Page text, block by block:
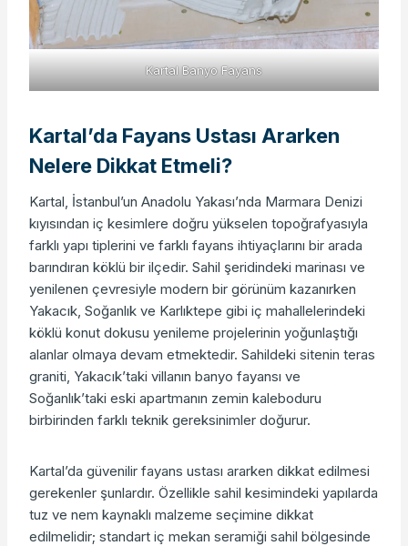
Kartal Banyo Fayans
Kartal’da Fayans Ustası Ararken
Nelere Dikkat Etmeli?
Kartal, İstanbul’un Anadolu Yakası’nda Marmara Denizi
kıyısından iç kesimlere doğru yükselen topoğrafyasıyla
farklı yapı tiplerini ve farklı fayans ihtiyaçlarını bir arada
barındıran köklü bir ilçedir. Sahil şeridindeki marinası ve
yenilenen çevresiyle modern bir görünüm kazanırken
Yakacık, Soğanlık ve Karlıktepe gibi iç mahallelerindeki
köklü konut dokusu yenileme projelerinin yoğunlaştığı
alanlar olmaya devam etmektedir. Sahildeki sitenin teras
graniti, Yakacık’taki villanın banyo fayansı ve
Soğanlık’taki eski apartmanın zemin kaleboduru
birbirinden farklı teknik gereksinimler doğurur.
Kartal’da güvenilir fayans ustası ararken dikkat edilmesi
gerekenler şunlardır. Özellikle sahil kesimindeki yapılarda
tuz ve nem kaynaklı malzeme seçimine dikkat
edilmelidir; standart iç mekan seramiği sahil bölgesinde